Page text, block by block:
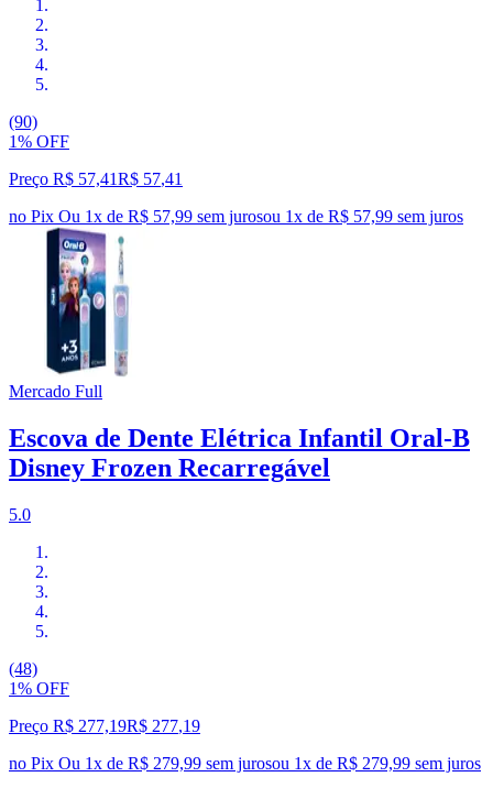
(90)
1% OFF
Preço R$ 57,41R$ 57,41
no Pix Ou 1x de R$ 57,99 sem jurosou 1x de R$ 57,99 sem juros
Mercado Full
Escova de Dente Elétrica Infantil Oral-B
Disney Frozen Recarregável
5.0
(48)
1% OFF
Preço R$ 277,19R$ 277,19
no Pix Ou 1x de R$ 279,99 sem jurosou 1x de R$ 279,99 sem juros